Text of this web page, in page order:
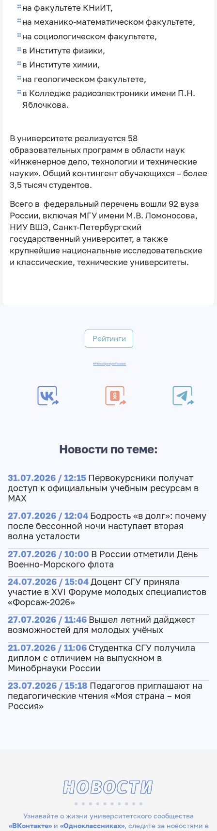
на факультете КНиИТ,
на механико-математическом факультете,
на социологическом факультете,
в Институте физики,
в Институте химии,
на геологическом факультете,
в Колледже радиоэлектроники имени П.Н.
Яблочкова.
В университете реализуется 58
образовательных программ в области наук
«Инженерное дело, технологии и технические
науки». Общий контингент обучающихся – более
3,5 тысяч студентов.
Всего в федеральный перечень вошли 92 вуза
России, включая МГУ имени М.В. Ломоносова,
НИУ ВШЭ, Санкт-Петербургский
государственный университет, а также
крупнейшие национальные исследовательские
и классические, технические университеты.
Рейтинги
#МинобрнаукиРоссии
Новости по теме:
31.07.2026 / 12:15 Первокурсники получат
доступ к официальным учебным ресурсам в
МАХ
27.07.2026 / 12:04 Бодрость «в долг»: почему
после бессонной ночи наступает вторая
волна усталости
27.07.2026 / 10:00 В России отметили День
Военно-Морского флота
24.07.2026 / 15:04Доцент СГУ приняла
участие в XVI Форуме молодых специалистов
«Форсаж-2026»
27.07.2026 / 11:46 Вышел летний дайджест
возможностей для молодых учёных
21.07.2026 / 11:06 Студентка СГУ получила
диплом с отличием на выпускном в
Минобрнауки России
23.07.2026 / 15:18 Педагогов приглашают на
педагогические чтения «Моя страна – моя
Россия»
Узнавайте о жизни университетского сообщества
«ВКонтакте»и «Одноклассниках», следите за новостями в
НОВОСТИ